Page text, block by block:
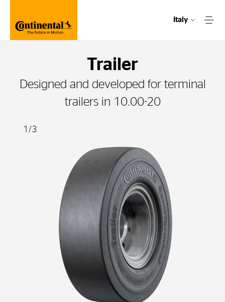
Italy
Trailer
Designed and developed for terminal
trailers in 10.00-20
1/3